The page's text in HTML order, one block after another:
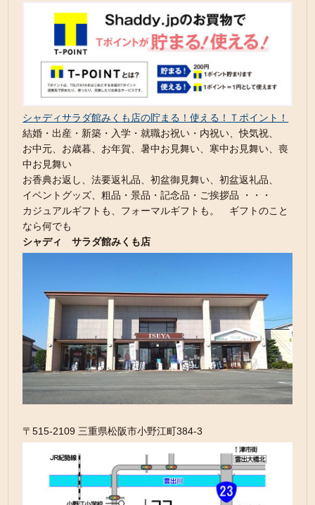
シャディサラダ館みくも店の貯まる！使える！Ｔポイント！
結婚・出産・新築・入学・就職お祝い・内祝い、快気祝、
お中元、お歳暮、お年賀、暑中お見舞い、寒中お見舞い、喪
中お見舞い
お香典お返し、法要返礼品、初盆御見舞い、初盆返礼品、
イベントグッズ、粗品・景品・記念品・ご挨拶品 ・・・
カジュアルギフトも、フォーマルギフトも。 ギフトのこと
なら何でも
シャディ サラダ館みくも店
〒515-2109 三重県松阪市小野江町384-3